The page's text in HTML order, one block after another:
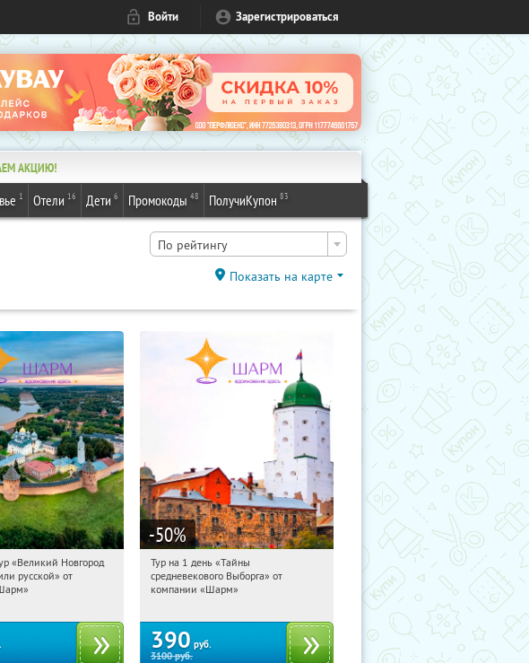
Войти Зарегистрироваться
АКЦИЮ!
1 Отели 16 Дети 6 Промокоды 48 ПолучиКупон 83
По рейтингу
Показать на карте
Купили:22
«Великий Новгород
русской» от
-50%
19:03:40
Достоевская
Тур на 1 день «Тайны
средневекового Выборга» от
компании «Шарм»
390 руб.
3100руб.